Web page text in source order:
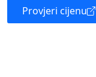
Provjeri cijenu